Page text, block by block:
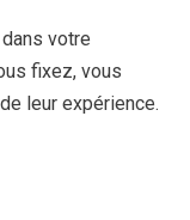
votre
fixez, vous
leur expérience.